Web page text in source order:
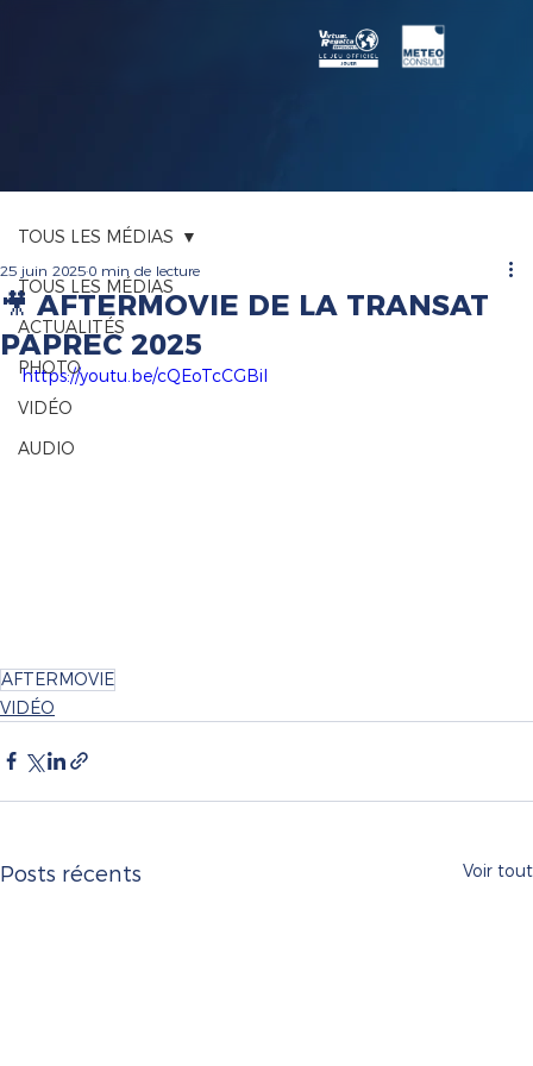
TOUS LES MÉDIAS
ACTUALITÉS
PHOTO
VIDÉO
AUDIO
TOUS LES MÉDIAS
🎥 AFTERMOVIE DE LA TRANSAT
PAPREC 2025
25 juin 2025 0 min de lecture
https://youtu.be/cQEoTcCGBiI
AFTERMOVIE
VIDÉO
Posts récents Voir tout